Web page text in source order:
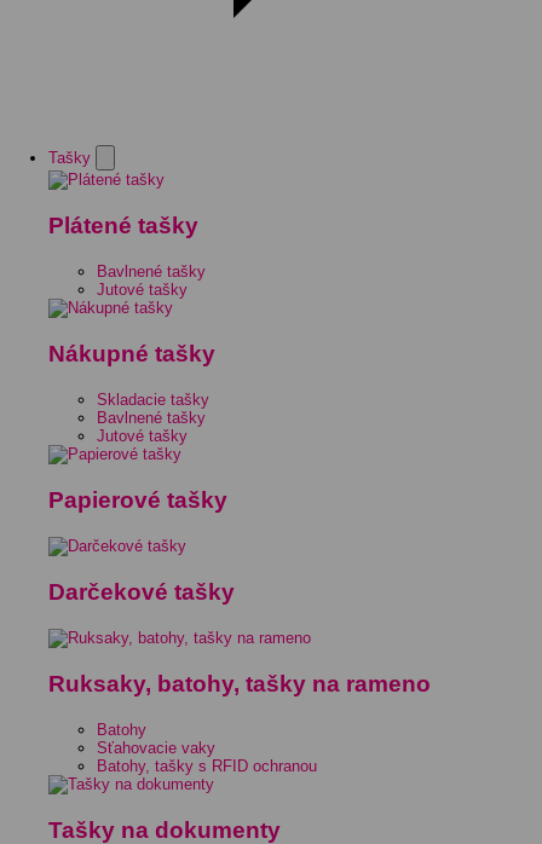
Tašky
Plátené tašky
Bavlnené tašky
Jutové tašky
Nákupné tašky
Skladacie tašky
Bavlnené tašky
Jutové tašky
Papierové tašky
Darčekové tašky
Ruksaky, batohy, tašky na rameno
Batohy
Sťahovacie vaky
Batohy, tašky s RFID ochranou
Tašky na dokumenty